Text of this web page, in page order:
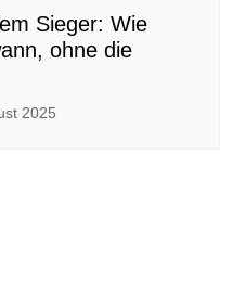
Sieger: Wie
ohne die
2025